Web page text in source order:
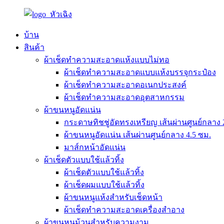
บ้าน
สินค้า
ผ้าเช็ดทำความสะอาดแห้งแบบไม่ทอ
ผ้าเช็ดทำความสะอาดแบบแห้งบรรจุกระป๋อง
ผ้าเช็ดทำความสะอาดอเนกประสงค์
ผ้าเช็ดทำความสะอาดอุตสาหกรรม
ผ้าขนหนูอัดแน่น
กระดาษทิชชู่อัดทรงเหรียญ เส้นผ่านศูนย์กลาง
ผ้าขนหนูอัดแน่น เส้นผ่านศูนย์กลาง 4.5 ซม.
มาส์กหน้าอัดแน่น
ผ้าเช็ดตัวแบบใช้แล้วทิ้ง
ผ้าเช็ดตัวแบบใช้แล้วทิ้ง
ผ้าเช็ดผมแบบใช้แล้วทิ้ง
ผ้าขนหนูแห้งสำหรับเช็ดหน้า
ผ้าเช็ดทำความสะอาดเครื่องสำอาง
ผ้าขนหนูม้วนสำหรับความงาม